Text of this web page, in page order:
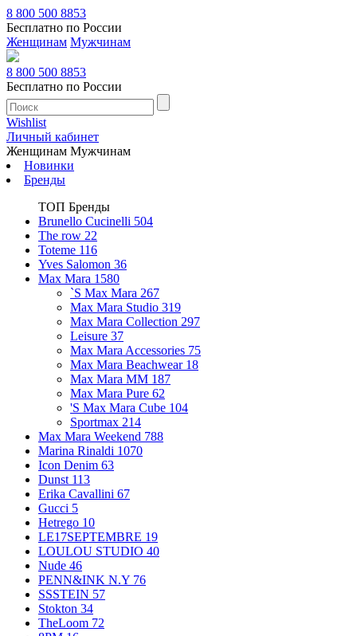
8 800 500 8853
Бесплатно по России
Женщинам Мужчинам
8 800 500 8853
Бесплатно по России
Wishlist
Личный кабинет
Женщинам Мужчинам
Новинки
Бренды
ТОП Бренды
Brunello Cucinelli 504
The row 22
Toteme 116
Yves Salomon 36
Max Mara 1580
`S Max Mara 267
Max Mara Studio 319
Max Mara Collection 297
Leisure 37
Max Mara Accessories 75
Max Mara Beachwear 18
Max Mara MM 187
Max Mara Pure 62
'S Max Mara Cube 104
Sportmax 214
Max Mara Weekend 788
Marina Rinaldi 1070
Icon Denim 63
Dunst 113
Erika Cavallini 67
Gucci 5
Hetrego 10
LE17SEPTEMBRE 19
LOULOU STUDIO 40
Nude 46
PENN&INK N.Y 76
SSSTEIN 57
Stokton 34
TheLoom 72